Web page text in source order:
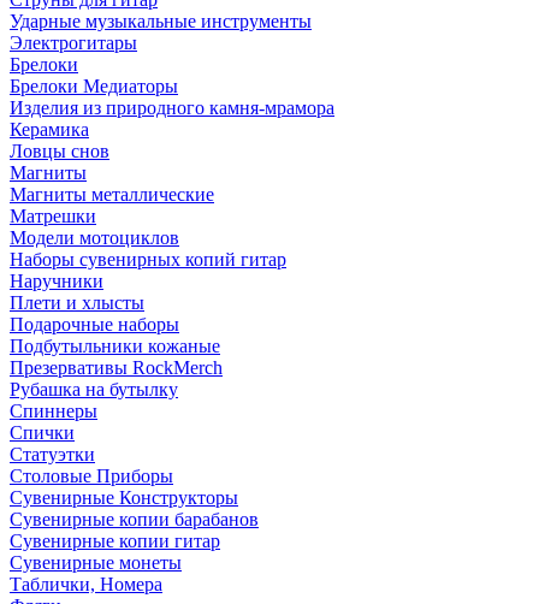
Ударные музыкальные инструменты
Электрогитары
Брелоки
Брелоки Медиаторы
Изделия из природного камня-мрамора
Керамика
Ловцы снов
Магниты
Магниты металлические
Матрешки
Модели мотоциклов
Наборы сувенирных копий гитар
Наручники
Плети и хлысты
Подарочные наборы
Подбутыльники кожаные
Презервативы RockMerch
Рубашка на бутылку
Спиннеры
Спички
Статуэтки
Столовые Приборы
Сувенирные Конструкторы
Сувенирные копии барабанов
Сувенирные копии гитар
Сувенирные монеты
Таблички, Номера